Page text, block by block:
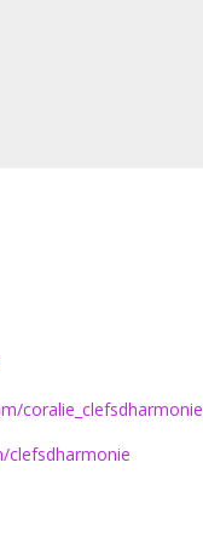
coralie_clefsdharmonie
clefsdharmonie